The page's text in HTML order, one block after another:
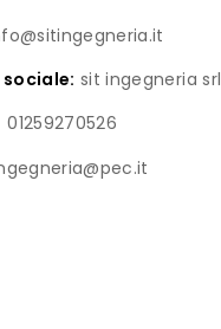
sit ingegneria srl
01259270526